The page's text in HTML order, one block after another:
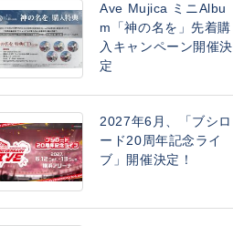
Ave Mujica ミニAlbu
m「神の名を」先着購
入キャンペーン開催決
定
2027年6月、「ブシロ
ード20周年記念ライ
ブ」開催決定！